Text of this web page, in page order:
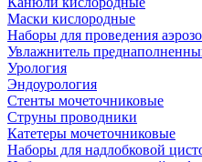
Маски кислородные
Наборы для проведения
Увлажнитель
Урология
Эндоурология
Стенты мочеточниковые
Струны проводники
Катетеры мочеточниковые
Наборы для надлобковой